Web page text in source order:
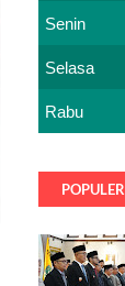
Senin
Selasa
Rabu
POPULER